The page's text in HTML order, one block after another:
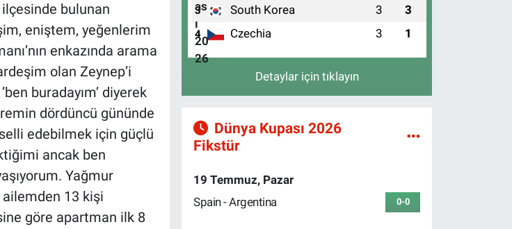
ilçesinde bulunan
eniştem, yeğenlerim
enkazında arama
olan Zeynep’i
buradayım’ diyerek
dördüncü gününde
edebilmek için güçlü
ancak ben
Yağmur
ailemden 13 kişi
göre apartman ilk 8
3 South Korea 3 3
4 Czechia 3 1
Detaylar için tıklayın
Dünya Kupası 2026
Fikstür
19 Temmuz, Pazar
Spain - Argentina
0-0